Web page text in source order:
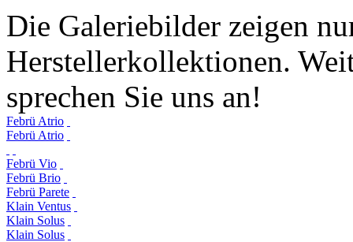
Die Galeriebilder zeigen
Herstellerkollektionen.
sprechen Sie uns an!
Febrü Atrio
Febrü Atrio
Febrü Vio
Febrü Brio
Febrü Parete
Klain Ventus
Klain Solus
Klain Solus